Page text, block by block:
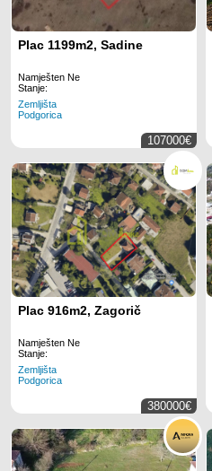
Plac 1199m2, Sadine
Namješten Ne
Stanje:
Zemljišta
Podgorica
107000€
Plac 916m2, Zagorič
Namješten Ne
Stanje:
Zemljišta
Podgorica
380000€